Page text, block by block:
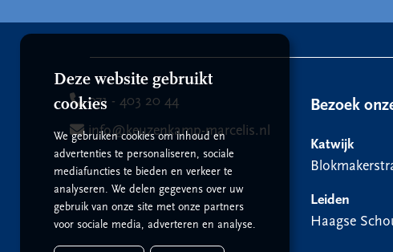
071 - 403 20 44
info@keuzenkamp-marcelis.nl
Bezoek
Katwijk
Leiden
Haagse
Deze website gebruikt
cookies
We gebruiken cookies om inhoud en
advertenties te personaliseren, sociale
mediafuncties te bieden en verkeer te
analyseren. We delen gegevens over uw
gebruik van onze site met onze partners
voor sociale media, adverteren en analyse.